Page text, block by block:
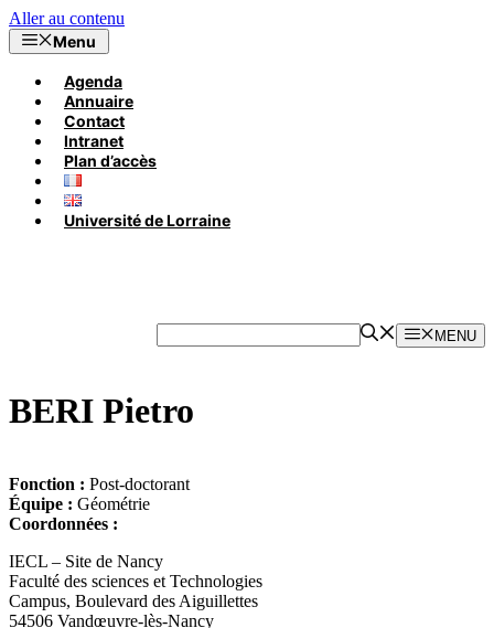
Aller au contenu
Menu
Agenda
Annuaire
Contact
Intranet
Plan d’accès
Université de Lorraine
MENU
BERI Pietro
Fonction : Post-doctorant
Équipe : Géométrie
Coordonnées :
IECL – Site de Nancy
Faculté des sciences et Technologies
Campus, Boulevard des Aiguillettes
54506 Vandœuvre-lès-Nancy